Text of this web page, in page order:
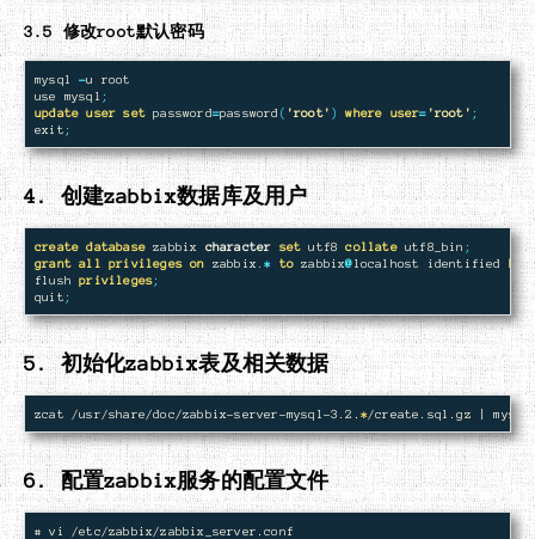
3.5 修改root默认密码
mysql -u
root
use
mysql ;
update user set password=password ( 'root' ) where user= 'root' ;
exit ;
4. 创建zabbix数据库及用户
create database zabbix character set utf8 collate utf8_bin ;
grant all privileges on zabbix .* to zabbix@localhost identified by
flush
privileges;
quit ;
5. 初始化zabbix表及相关数据
zcat /usr/share/doc/zabbix-server-mysql-3.2. */create.sql.gz |
6. 配置zabbix服务的配置文件
# vi /etc/zabbix/zabbix_server.conf